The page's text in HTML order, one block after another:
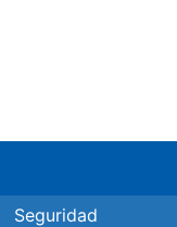
Seguridad